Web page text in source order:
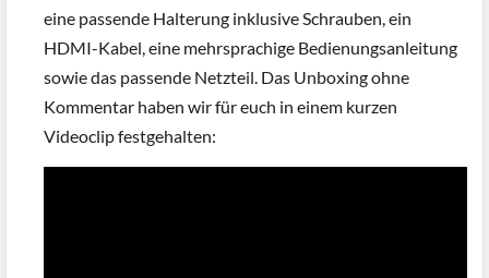
eine passende Halterung inklusive Schrauben, ein
HDMI-Kabel, eine mehrsprachige Bedienungsanleitung
sowie das passende Netzteil. Das Unboxing ohne
Kommentar haben wir für euch in einem kurzen
Videoclip festgehalten: